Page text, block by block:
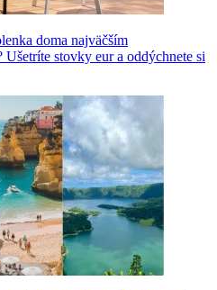
doma najväčším
stovky eur a oddýchnete si